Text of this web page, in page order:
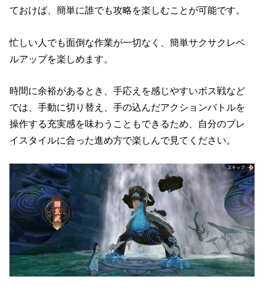
ておけば、簡単に誰でも攻略を楽しむことが可能です。
忙しい人でも面倒な作業が一切なく、簡単サクサクレベ
ルアップを楽しめます。
時間に余裕があるとき、手応えを感じやすいボス戦など
では、手動に切り替え、手の込んだアクションバトルを
操作する充実感を味わうこともできるため、自分のプレ
イスタイルに合った進め方で楽しんで見てください。